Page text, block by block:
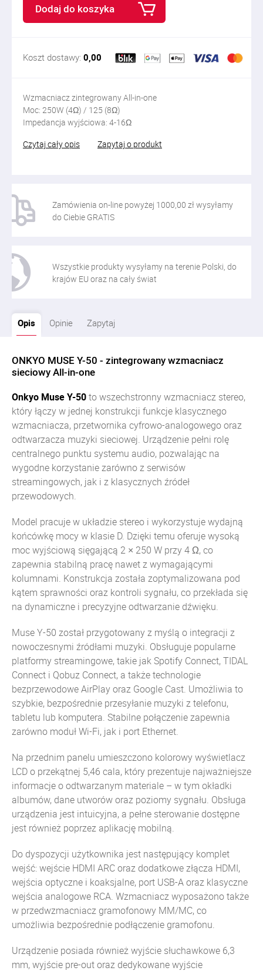
Dodaj do koszyka
Koszt dostawy: 0,00
Wzmacniacz zintegrowany All-in-one
Moc: 250W (4Ω) / 125 (8Ω)
Impedancja wyjściowa: 4-16Ω
Czytaj cały opis
Zapytaj o produkt
Zamówienia on-line powyżej 1000,00 zł wysyłamy
do Ciebie GRATIS
Wszystkie produkty wysyłamy na terenie Polski, do
krajów EU oraz na cały świat
Opis Opinie Zapytaj
ONKYO MUSE Y-50 - zintegrowany wzmacniacz
sieciowy All-in-one
Onkyo Muse Y-50to wszechstronny wzmacniacz stereo,
który łączy w jednej konstrukcji funkcje klasycznego
wzmacniacza, przetwornika cyfrowo-analogowego oraz
odtwarzacza muzyki sieciowej. Urządzenie pełni rolę
centralnego punktu systemu audio, pozwalając na
wygodne korzystanie zarówno z serwisów
streamingowych, jak i z klasycznych źródeł
przewodowych.
Model pracuje w układzie stereo i wykorzystuje wydajną
końcówkę mocy w klasie D. Dzięki temu oferuje wysoką
moc wyjściową sięgającą 2 × 250 W przy 4 Ω, co
zapewnia stabilną pracę nawet z wymagającymi
kolumnami. Konstrukcja została zoptymalizowana pod
kątem sprawności oraz kontroli sygnału, co przekłada się
na dynamiczne i precyzyjne odtwarzanie dźwięku.
Muse Y-50 został przygotowany z myślą o integracji z
nowoczesnymi źródłami muzyki. Obsługuje popularne
platformy streamingowe, takie jak Spotify Connect, TIDAL
Connect i Qobuz Connect, a także technologie
bezprzewodowe AirPlay oraz Google Cast. Umożliwia to
szybkie, bezpośrednie przesyłanie muzyki z telefonu,
tabletu lub komputera. Stabilne połączenie zapewnia
zarówno moduł Wi-Fi, jak i port Ethernet.
Na przednim panelu umieszczono kolorowy wyświetlacz
LCD o przekątnej 5,46 cala, który prezentuje najważniejsze
informacje o odtwarzanym materiale – w tym okładki
albumów, dane utworów oraz poziomy sygnału. Obsługa
urządzenia jest intuicyjna, a pełne sterowanie dostępne
jest również poprzez aplikację mobilną.
Do dyspozycji użytkownika jest następujący komplet
wejść: wejście HDMI ARC oraz dodatkowe złącza HDMI,
wejścia optyczne i koaksjalne, port USB-A oraz klasyczne
wejścia analogowe RCA. Wzmacniacz wyposażono także
w przedwzmacniacz gramofonowy MM/MC, co
umożliwia bezpośrednie podłączenie gramofonu.
Urządzenie posiada również wyjście słuchawkowe 6,3
mm, wyjście pre-out oraz dedykowane wyjście